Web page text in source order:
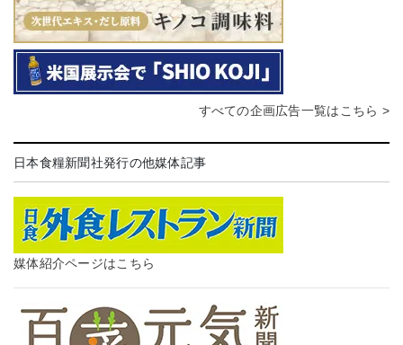
すべての企画広告一覧はこちら >
日本食糧新聞社発行の他媒体記事
媒体紹介ページはこちら